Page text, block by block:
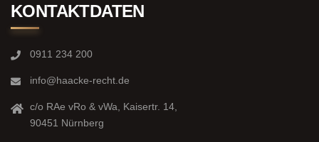
KONTAKTDATEN
0911 234 200
info@haacke-recht.de
c/o RAe vRo & vWa, Kaisertr. 14,
90451 Nürnberg